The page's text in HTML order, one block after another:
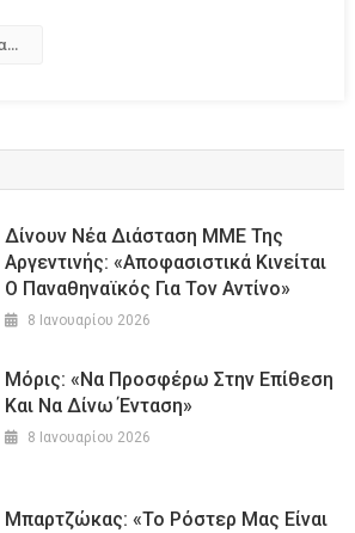
Δίνουν Νέα Διάσταση ΜΜΕ Της
Αργεντινής: «Αποφασιστικά Κινείται
Ο Παναθηναϊκός Για Τον Αντίνο»
8 Ιανουαρίου 2026
Μόρις: «Να Προσφέρω Στην Επίθεση
Και Να Δίνω Ένταση»
8 Ιανουαρίου 2026
Μπαρτζώκας: «Το Ρόστερ Μας Είναι